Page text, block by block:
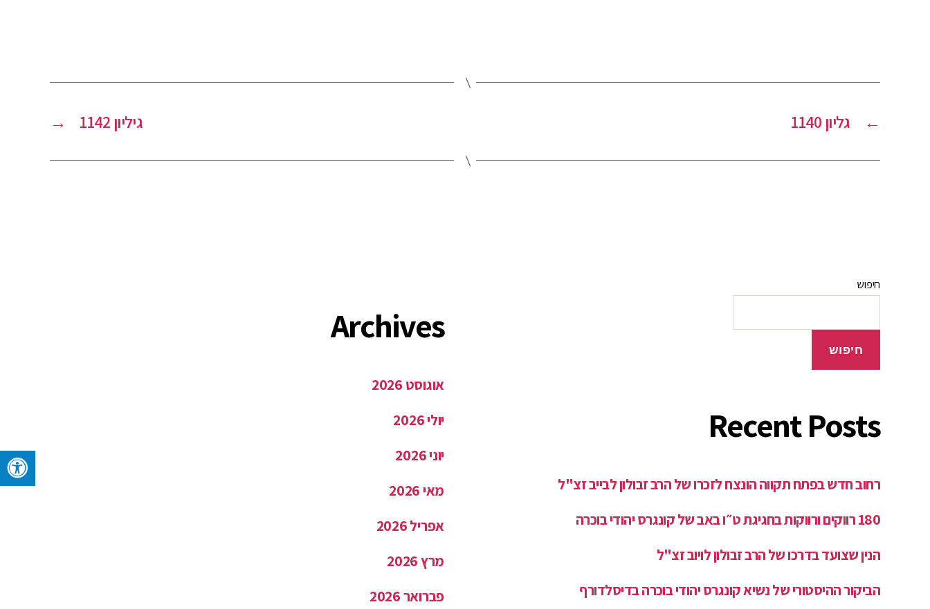
← גליון 1140 → גיליון 1142
חיפוש
חיפוש
Recent Posts
רחוב חדש בפתח תקווה הונצח לזכרו של הרב זבולון לבייב זצ"ל
180 רווקים ורווקות בחגיגת ט״ו באב של קונגרס יהודי בוכרה
הנין שצועד בדרכו של הרב זבולון לויוב זצ"ל
הביקור ההיסטורי של נשיא קונגרס יהודי בוכרה בדיסלדורף
Archives
אוגוסט 2026
יולי 2026
יוני 2026
מאי 2026
אפריל 2026
מרץ 2026
פברואר 2026